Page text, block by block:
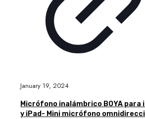
January 19, 2024
Micrófono inalámbrico BOYA para
y iPad- Mini micrófono